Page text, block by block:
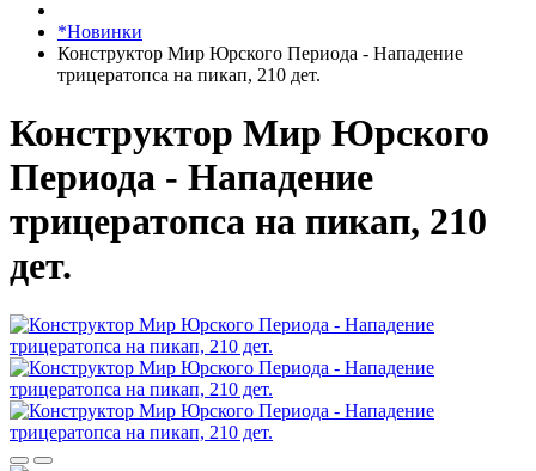
*Новинки
Конструктор Мир Юрского Периода - Нападение
трицератопса на пикап, 210 дет.
Конструктор Мир Юрского
Периода - Нападение
трицератопса на пикап, 210
дет.